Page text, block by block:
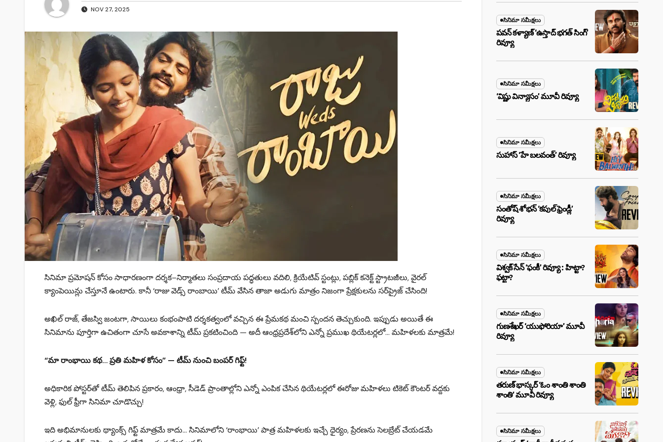
NOV 27, 2025
సినిమా ప్రమోషన్ కోసం సాధారణంగా దర్శక–నిర్మాతలు సంప్రదాయ పద్ధతులు వదిలి, క్రియేటివ్ స్టంట్లు, పబ్లిక్ కనెక్ట్ స్ట్రాటజీలు, వైరల్
క్యాంపెయిన్లు చేస్తూనే ఉంటారు. కానీ ‘రాజు వెడ్స్ రాంబాయి’ టీమ్ వేసిన తాజా అడుగు మాత్రం నిజంగా ప్రేక్షకులను సర్‌ప్రైజ్ చేసింది!
అఖిల్‌ రాజ్‌, తేజస్వి జంటగా, సాయిలు కంభంపాటి దర్శకత్వంలో వచ్చిన ఈ ప్రేమకథ మంచి స్పందన తెచ్చుకుంది. ఇప్పుడు అయితే ఈ
సినిమాను పూర్తిగా ఉచితంగా చూసే అవకాశాన్ని టీమ్ ప్రకటించింది — అదీ ఆంధ్రప్రదేశ్‌లోని ఎన్నో ప్రముఖ థియేటర్లలో… మహిళలకు మాత్రమే!
“మా రాంభాయి కథ… ప్రతి మహిళ కోసం” — టీమ్ నుంచి బంపర్ గిఫ్ట్!
అధికారిక పోస్టర్‌తో టీమ్ తెలిపిన ప్రకారం, ఆంధ్రా, సీడెడ్ ప్రాంతాల్లోని ఎన్నో ఎంపిక చేసిన థియేటర్లలో ఈరోజు మహిళలు టికెట్ కౌంటర్ వద్దకు
వెళ్లి, ఫుల్‌ ఫ్రీగా సినిమా చూడొచ్చు!
ఇది అభిమానులకు థ్యాంక్స్ గిఫ్ట్ మాత్రమే కాదు… సినిమాలోని ‘రాంభాయి’ పాత్ర మహిళలకు ఇచ్చే ధైర్యం, ప్రేరణను సెలబ్రేట్ చేయడమే
సినిమా సమీక్షలు
పవన్ కళ్యాణ్ ‘ఉస్తాద్ భ‌గ‌త్ సింగ్’
రివ్యూ
సినిమా సమీక్షలు
‘విష్ణు విన్యాసం’ మూవీ రివ్యూ
సినిమా సమీక్షలు
సుహాస్ ‘హే బలవంత్’ రివ్యూ
సినిమా సమీక్షలు
సంతోష్ శోభన్ ‘కపుల్ ఫ్రెండ్లీ’
రివ్యూ
సినిమా సమీక్షలు
విశ్వక్ సేన్ ‘ఫంకీ’ రివ్యూ : హిట్టా?
ఫట్టా?
సినిమా సమీక్షలు
గుణశేఖర్ ‘యుఫోరియా’ మూవీ
రివ్యూ
సినిమా సమీక్షలు
తరుణ్ భాస్కర్ ‘ఓం శాంతి శాంతి
శాంతి’ మూవీ రివ్యూ
సినిమా సమీక్షలు